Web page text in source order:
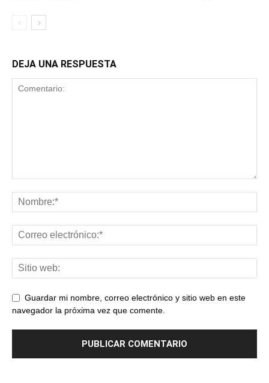
DEJA UNA RESPUESTA
Guardar mi nombre, correo electrónico y sitio web en este
navegador la próxima vez que comente.